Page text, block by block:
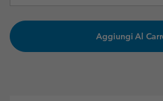
Aggiungi Al